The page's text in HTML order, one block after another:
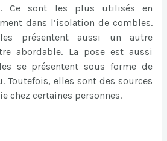
Ce sont les plus utilisés en
dans l’isolation de combles.
présentent aussi un autre
abordable. La pose est aussi
se présentent sous forme de
Toutefois, elles sont des sources
chez certaines personnes.